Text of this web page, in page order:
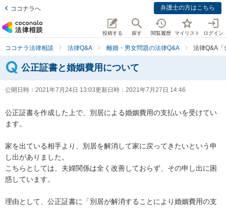
ココナラへ 弁護士の方はこちら
投稿する 探す 閲覧履歴 マイリスト ログイン
ココナラ法律相談 法律Q&A 離婚・男女問題の法律Q&A 法律Q&A「
公正証書と婚姻費用について
公開日時： 2021年7月24日 13:03更新日時： 2021年7月27日 14:46
公正証書を作成した上で、別居による婚姻費用の支払いを受けてい
ます。
家を出ている相手より、別居を解消して家に戻ってきたいという申
し出がありました。
こちらとしては、夫婦関係は全く改善しておらず、その申し出に困
惑しています。
理由として、公正証書に「別居が解消することにより婚姻費用の支